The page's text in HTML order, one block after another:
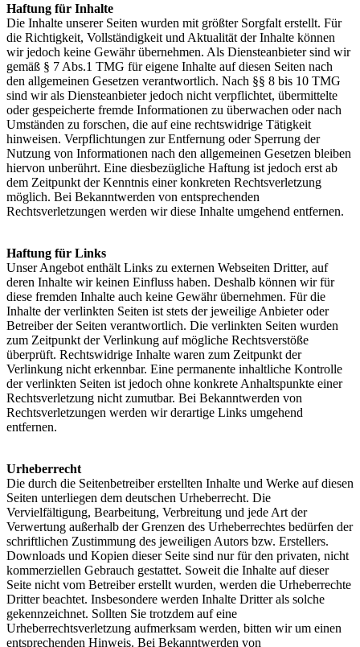
Haftung für Inhalte
Die Inhalte unserer Seiten wurden mit größter Sorgfalt erstellt. Für
die Richtigkeit, Vollständigkeit und Aktualität der Inhalte können
wir jedoch keine Gewähr übernehmen. Als Diensteanbieter sind wir
gemäß § 7 Abs.1 TMG für eigene Inhalte auf diesen Seiten nach
den allgemeinen Gesetzen verantwortlich. Nach §§ 8 bis 10 TMG
sind wir als Diensteanbieter jedoch nicht verpflichtet, übermittelte
oder gespeicherte fremde Informationen zu überwachen oder nach
Umständen zu forschen, die auf eine rechtswidrige Tätigkeit
hinweisen. Verpflichtungen zur Entfernung oder Sperrung der
Nutzung von Informationen nach den allgemeinen Gesetzen bleiben
hiervon unberührt. Eine diesbezügliche Haftung ist jedoch erst ab
dem Zeitpunkt der Kenntnis einer konkreten Rechtsverletzung
möglich. Bei Bekanntwerden von entsprechenden
Rechtsverletzungen werden wir diese Inhalte umgehend entfernen.
Haftung für Links
Unser Angebot enthält Links zu externen Webseiten Dritter, auf
deren Inhalte wir keinen Einfluss haben. Deshalb können wir für
diese fremden Inhalte auch keine Gewähr übernehmen. Für die
Inhalte der verlinkten Seiten ist stets der jeweilige Anbieter oder
Betreiber der Seiten verantwortlich. Die verlinkten Seiten wurden
zum Zeitpunkt der Verlinkung auf mögliche Rechtsverstöße
überprüft. Rechtswidrige Inhalte waren zum Zeitpunkt der
Verlinkung nicht erkennbar. Eine permanente inhaltliche Kontrolle
der verlinkten Seiten ist jedoch ohne konkrete Anhaltspunkte einer
Rechtsverletzung nicht zumutbar. Bei Bekanntwerden von
Rechtsverletzungen werden wir derartige Links umgehend
entfernen.
Urheberrecht
Die durch die Seitenbetreiber erstellten Inhalte und Werke auf diesen
Seiten unterliegen dem deutschen Urheberrecht. Die
Vervielfältigung, Bearbeitung, Verbreitung und jede Art der
Verwertung außerhalb der Grenzen des Urheberrechtes bedürfen der
schriftlichen Zustimmung des jeweiligen Autors bzw. Erstellers.
Downloads und Kopien dieser Seite sind nur für den privaten, nicht
kommerziellen Gebrauch gestattet. Soweit die Inhalte auf dieser
Seite nicht vom Betreiber erstellt wurden, werden die Urheberrechte
Dritter beachtet. Insbesondere werden Inhalte Dritter als solche
gekennzeichnet. Sollten Sie trotzdem auf eine
Urheberrechtsverletzung aufmerksam werden, bitten wir um einen
entsprechenden Hinweis. Bei Bekanntwerden von